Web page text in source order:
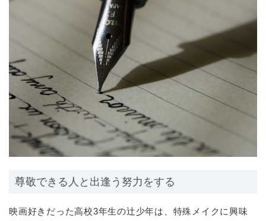
尊敬できる人と出逢う努力をする
映画好きだった高校3年生の辻少年は、特殊メイクに興味